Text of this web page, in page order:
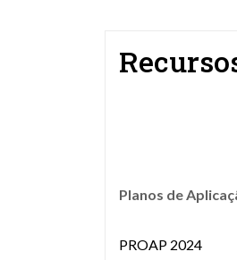
Planos de
PROAP 2024